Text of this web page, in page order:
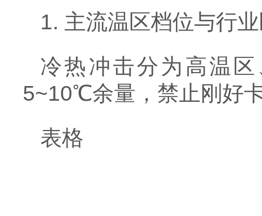
1. 主流温区档位与行
冷热冲击分为高温
5~10℃余量，禁止刚好
表格